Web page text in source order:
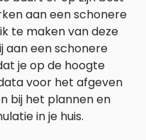
aan een schonere
te maken van deze
aan een schonere
je op de hoogte
voor het afgeven
bij het plannen en
in je huis.